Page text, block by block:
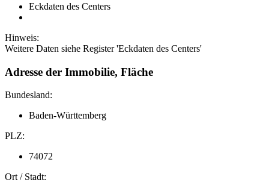
Eckdaten des Centers
Hinweis:
Weitere Daten siehe Register 'Eckdaten des Centers'
Adresse der Immobilie, Fläche
Bundesland:
Baden-Württemberg
PLZ:
74072
Ort / Stadt: